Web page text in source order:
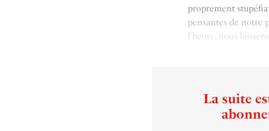
proprement
pensantes de notre
l’heure, nous laissero
La suite